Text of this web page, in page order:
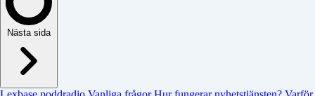
Nästa sida